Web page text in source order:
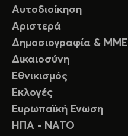
Αυτοδιοίκηση
Αριστερά
Δημοσιογραφία & ΜΜΕ
Δικαιοσύνη
Εθνικισμός
Εκλογές
Ευρωπαϊκή Ενωση
ΗΠΑ - ΝΑΤΟ